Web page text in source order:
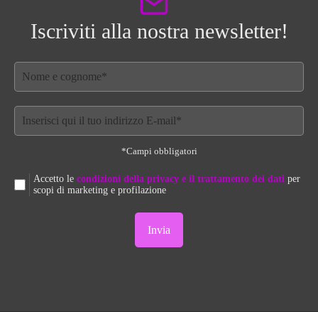
Iscriviti alla nostra newsletter!
*Campi obbligatori
Accetto le condizioni della privacy e il trattamento dei dati per
scopi di marketing e profilazione